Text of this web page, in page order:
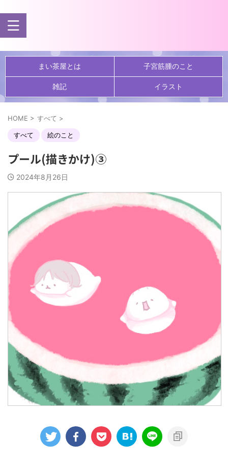
まい茶屋とは 子宮筋腫のこと
雑記 イラスト
HOME > すべて >
すべて 絵のこと
プール(描きかけ)③
2024年8月26日